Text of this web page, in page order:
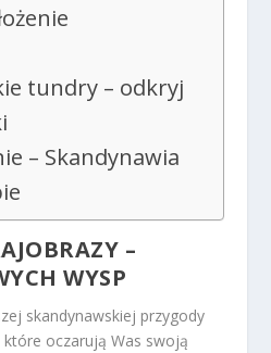
tundry – odkryj
– Skandynawia
–
WYSP
skandynawskiej przygody
oczarują Was swoją